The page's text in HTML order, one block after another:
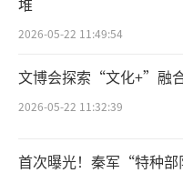
亚等诸多国家及香
中国画展和艺术考
基础上，广泛吸纳
人的审美情怀，对
新语言、新形态作
淳厚和富有人文气
2026-05-22 11:49:54
文博会探索“文化+”融
2026-05-22 11:32:39
首次曝光！秦军“特种部